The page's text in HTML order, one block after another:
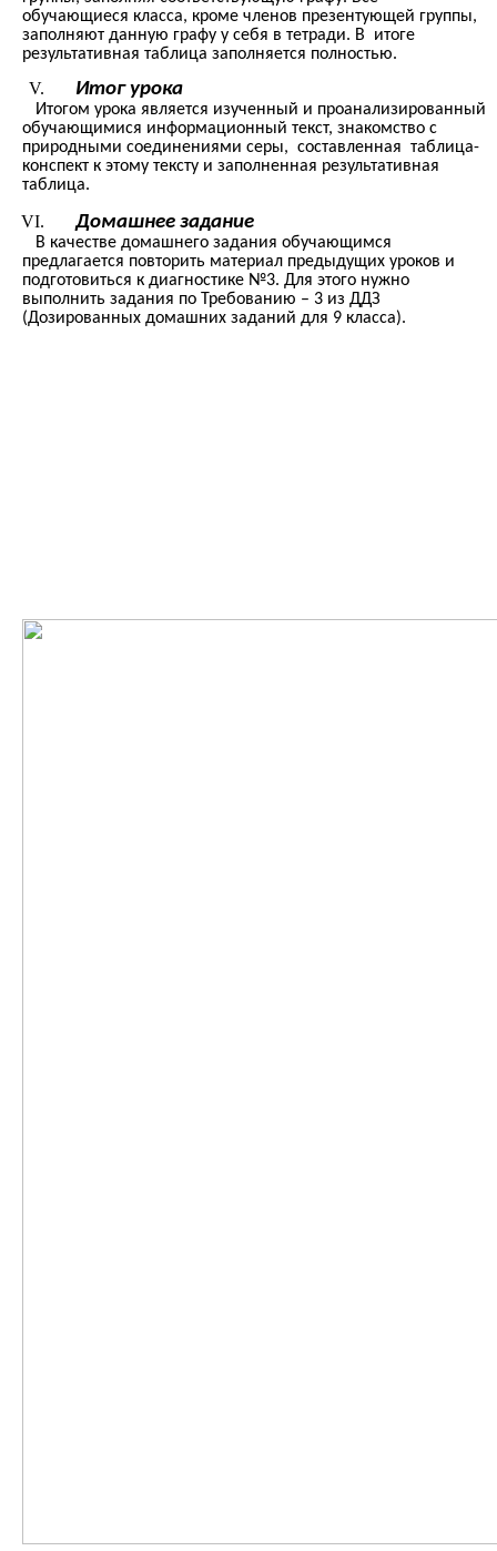
обучающиеся класса, кроме членов презентующей группы,
заполняют данную графу у себя в тетради. В итоге
результативная таблица заполняется полностью.
Итог урока
Итогом урока является изученный и проанализированный
обучающимися информационный текст, знакомство с
природными соединениями серы, составленная таблица-
конспект к этому тексту и заполненная результативная
таблица.
Домашнее задание
В качестве домашнего задания обучающимся
предлагается повторить материал предыдущих уроков и
подготовиться к диагностике №3. Для этого нужно
выполнить задания по Требованию – 3 из ДДЗ
(Дозированных домашних заданий для 9 класса).